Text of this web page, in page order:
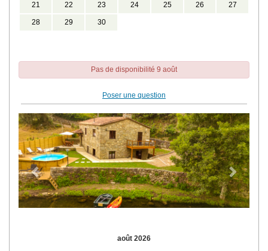
21 22 23 24 25 26 27
28 29 30
Pas de disponibilité 9 août
Poser une question
Previous Next
août 2026